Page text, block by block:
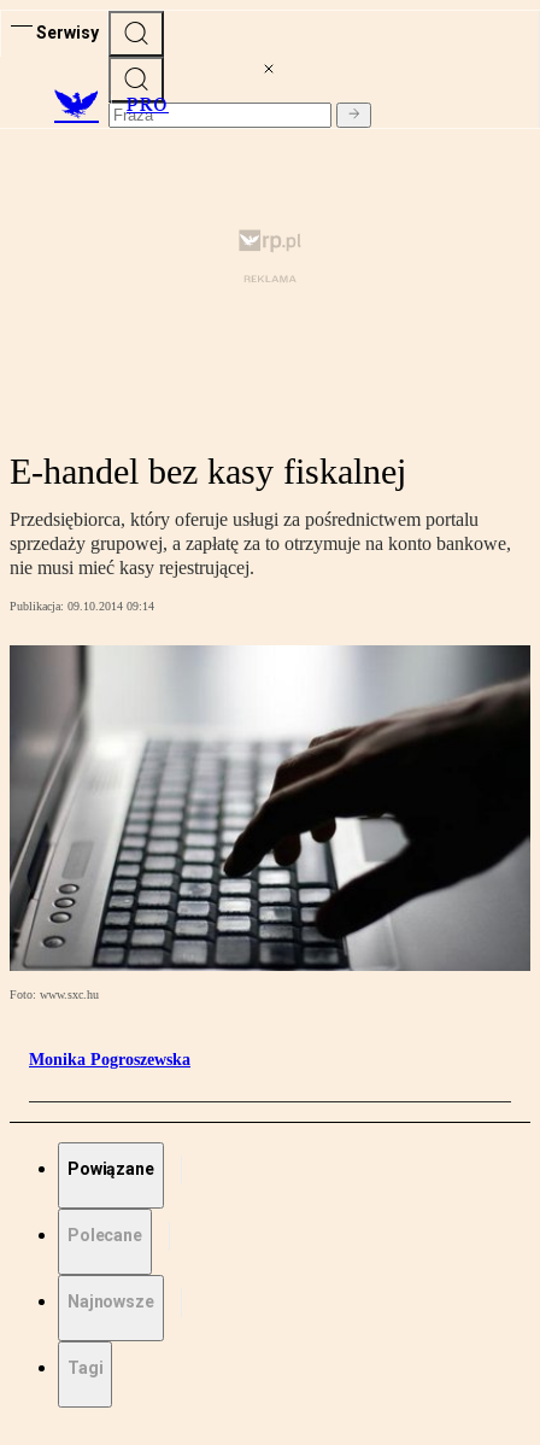
Serwisy
PRO
E-handel bez kasy fiskalnej
Przedsiębiorca, który oferuje usługi za pośrednictwem portalu
sprzedaży grupowej, a zapłatę za to otrzymuje na konto bankowe,
nie musi mieć kasy rejestrującej.
Publikacja: 09.10.2014 09:14
Foto: www.sxc.hu
Monika Pogroszewska
Powiązane
Polecane
Najnowsze
Tagi